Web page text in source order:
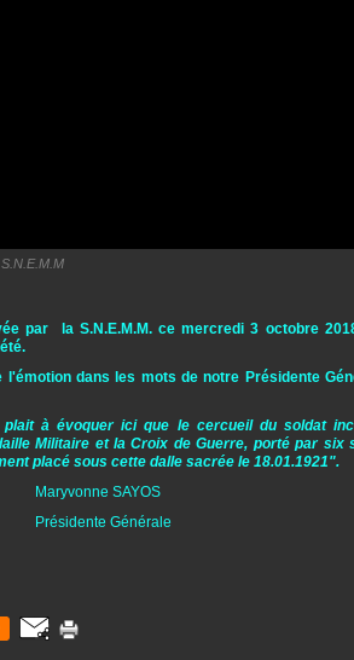
par la S.N.E.M.M. ce mercredi 3 octobre
dans les mots de notre Présidente
à évoquer ici que le cercueil du soldat
Militaire et la Croix de Guerre, porté par six
placé sous cette dalle sacrée le 18.01.1921".